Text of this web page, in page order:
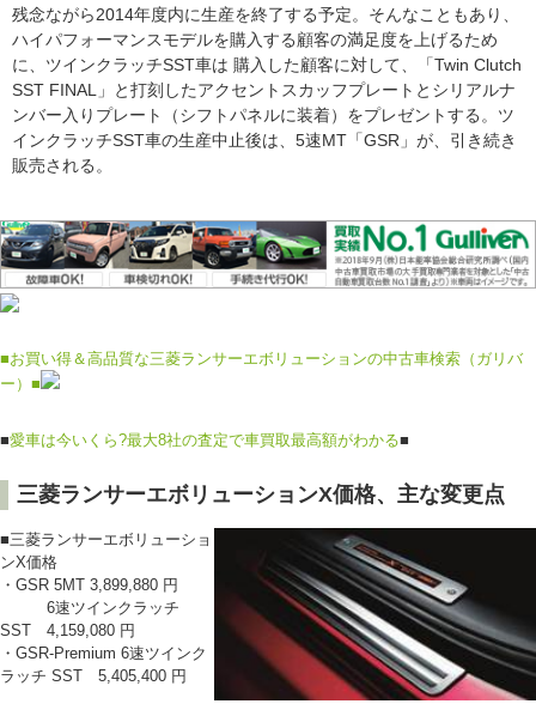
残念ながら2014年度内に生産を終了する予定。そんなこともあり、
ハイパフォーマンスモデルを購入する顧客の満足度を上げるため
に、ツインクラッチSST車は 購入した顧客に対して、「Twin Clutch
SST FINAL」と打刻したアクセントスカッフプレートとシリアルナ
ンバー入りプレート（シフトパネルに装着）をプレゼントする。ツ
インクラッチSST車の生産中止後は、5速MT「GSR」が、引き続き
販売される。
■お買い得＆高品質な三菱ランサーエボリューションの中古車検索（ガリバ
ー）■
■愛車は今いくら?最大8社の査定で車買取最高額がわかる■
三菱ランサーエボリューションX価格、主な変更点
■三菱ランサーエボリューショ
ンX価格
・GSR 5MT 3,899,880 円
6速ツインクラッチ
SST 4,159,080 円
・GSR-Premium 6速ツインク
ラッチ SST 5,405,400 円